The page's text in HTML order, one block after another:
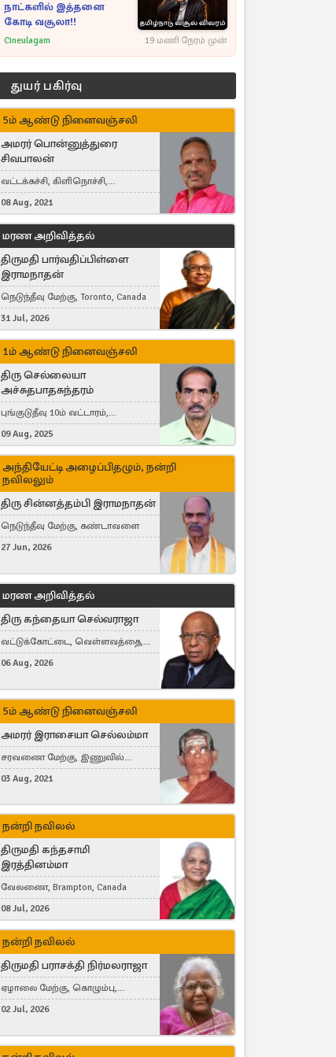
நாட்களில் இத்தனை
கோடி வசூலா!!
Cineulagam 19 மணி நேரம் முன்
துயர் பகிர்வு
5ம் ஆண்டு நினைவஞ்சலி
அமரர் பொன்னுத்துரை
சிவபாலன்
வட்டக்கச்சி, கிளிநொச்சி,
வட்டக்கச்சி இராமநாதபுரம்
08 Aug, 2021
மரண அறிவித்தல்
திருமதி பார்வதிப்பிள்ளை
இராமநாதன்
நெடுந்தீவு மேற்கு, Toronto, Canada
31 Jul, 2026
1ம் ஆண்டு நினைவஞ்சலி
திரு செல்லையா
அச்சுதபாதசுந்தரம்
புங்குடுதீவு 10ம் வட்டாரம்,
கொள்ளுப்பிட்டி
09 Aug, 2025
அந்தியேட்டி அழைப்பிதழும், நன்றி
நவிலலும்
திரு சின்னத்தம்பி இராமநாதன்
நெடுந்தீவு மேற்கு, கண்டாவளை
27 Jun, 2026
மரண அறிவித்தல்
திரு கந்தையா செல்வராஜா
வட்டுக்கோட்டை, வெள்ளவத்தை,
Toronto, Canada
06 Aug, 2026
5ம் ஆண்டு நினைவஞ்சலி
அமரர் இராசையா செல்லம்மா
சரவணை மேற்கு, இணுவில்
கிழக்கு
03 Aug, 2021
நன்றி நவிலல்
திருமதி கந்தசாமி
இரத்தினம்மா
வேலணை, Brampton, Canada
08 Jul, 2026
நன்றி நவிலல்
திருமதி பராசக்தி நிர்மலராஜா
ஏழாலை மேற்கு, கொழும்பு,
தங்காலை, London, United Kingdom
02 Jul, 2026